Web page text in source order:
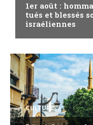
1er août :
tués et blessés
israéliennes
CULTURE